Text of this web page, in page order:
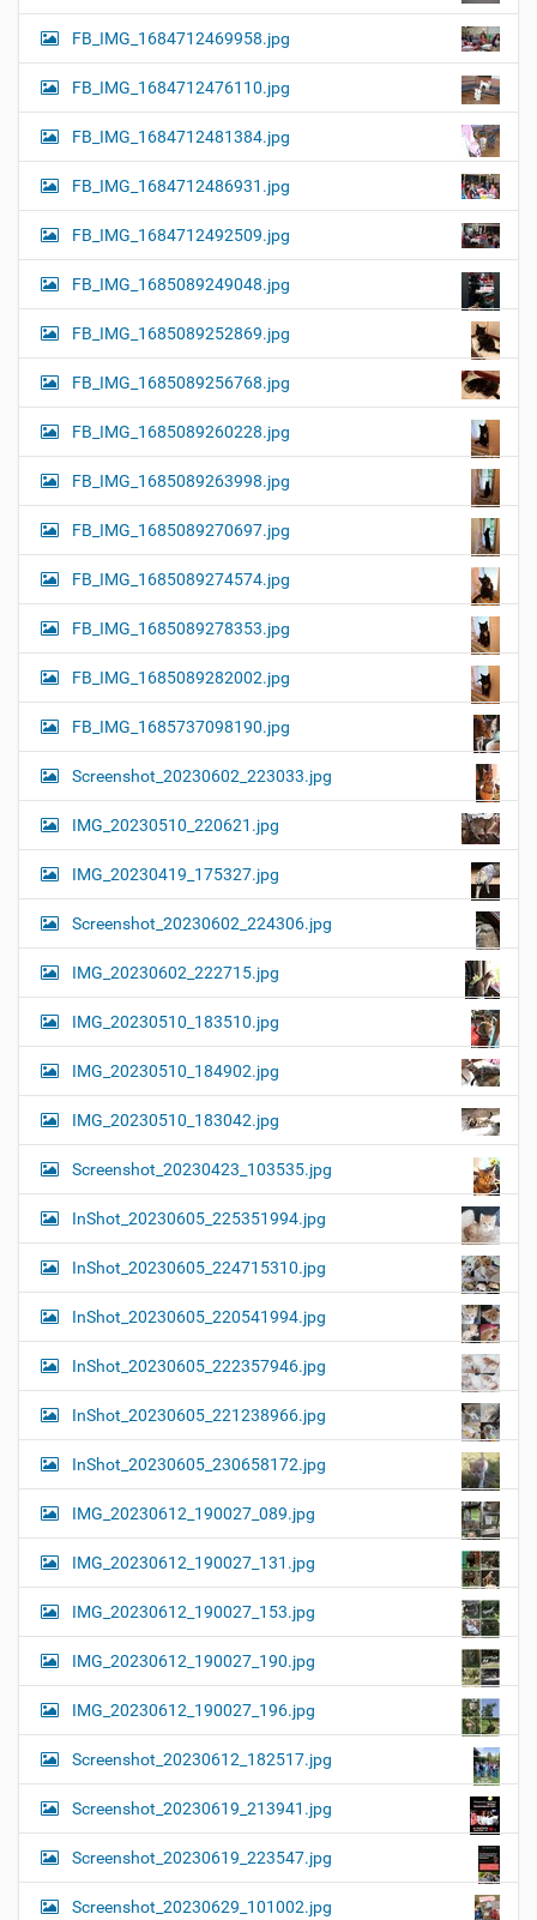
FB_IMG_1684712469958.jpg
FB_IMG_1684712476110.jpg
FB_IMG_1684712481384.jpg
FB_IMG_1684712486931.jpg
FB_IMG_1684712492509.jpg
FB_IMG_1685089249048.jpg
FB_IMG_1685089252869.jpg
FB_IMG_1685089256768.jpg
FB_IMG_1685089260228.jpg
FB_IMG_1685089263998.jpg
FB_IMG_1685089270697.jpg
FB_IMG_1685089274574.jpg
FB_IMG_1685089278353.jpg
FB_IMG_1685089282002.jpg
FB_IMG_1685737098190.jpg
Screenshot_20230602_223033.jpg
IMG_20230510_220621.jpg
IMG_20230419_175327.jpg
Screenshot_20230602_224306.jpg
IMG_20230602_222715.jpg
IMG_20230510_183510.jpg
IMG_20230510_184902.jpg
IMG_20230510_183042.jpg
Screenshot_20230423_103535.jpg
InShot_20230605_225351994.jpg
InShot_20230605_224715310.jpg
InShot_20230605_220541994.jpg
InShot_20230605_222357946.jpg
InShot_20230605_221238966.jpg
InShot_20230605_230658172.jpg
IMG_20230612_190027_089.jpg
IMG_20230612_190027_131.jpg
IMG_20230612_190027_153.jpg
IMG_20230612_190027_190.jpg
IMG_20230612_190027_196.jpg
Screenshot_20230612_182517.jpg
Screenshot_20230619_213941.jpg
Screenshot_20230619_223547.jpg
Screenshot_20230629_101002.jpg